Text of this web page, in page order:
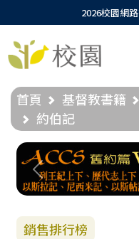
2026校園網
首頁 基督教書籍
約伯記
Previous
銷售排行榜